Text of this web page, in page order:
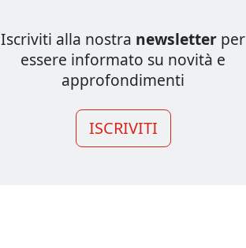
Iscriviti alla nostra newsletter per
essere informato su novità e
approfondimenti
ISCRIVITI